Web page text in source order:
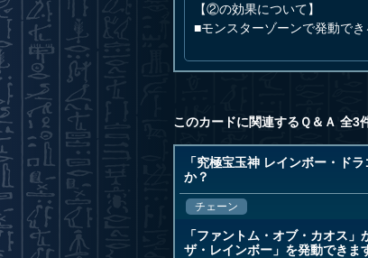
【②の効果について】
■モンスターゾーンで発動でき
このカードに関連するＱ＆Ａ 全3
「究極宝玉神 レインボー・ド
か？
チェーン
「ファントム・オブ・カオス
ザ・レインボー」を発動できま